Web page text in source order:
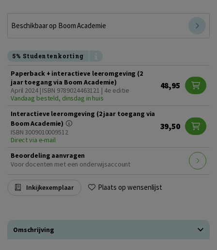
Beschikbaar op Boom Academie
5% Studentenkorting
Paperback + interactieve leeromgeving (2
jaar toegang via Boom Academie)
April 2024 | ISBN 9789024463121 | 4e editie
Vandaag besteld, dinsdag in huis
48,95
Interactieve leeromgeving (2 jaar toegang via
Boom Academie)
ISBN 3009010009512
Direct via e-mail
39,50
Beoordeling aanvragen
Voor docenten met een onderwijsaccount
Inkijkexemplaar Plaats op wensenlijst
Omschrijving